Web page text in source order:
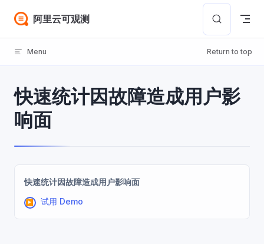
Skip to content
阿里云可观测
Menu Return to top
快速统计因故障造成用户影
响面
快速统计因故障造成用户影响面
试用 Demo